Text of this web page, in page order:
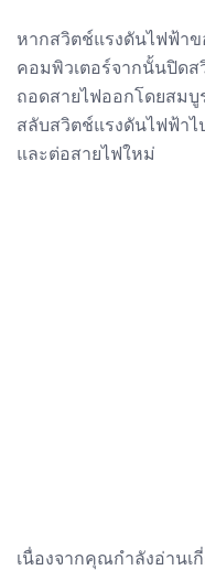
หากสวิตช์แรงดันไฟฟ้าข
คอมพิวเตอร์จากนั้นปิด
ถอดสายไฟออกโดยสม
สลับสวิตช์แรงดันไฟฟ้าไ
และต่อสายไฟใหม่
เนื่องจากคุณกำลังอ่านเ